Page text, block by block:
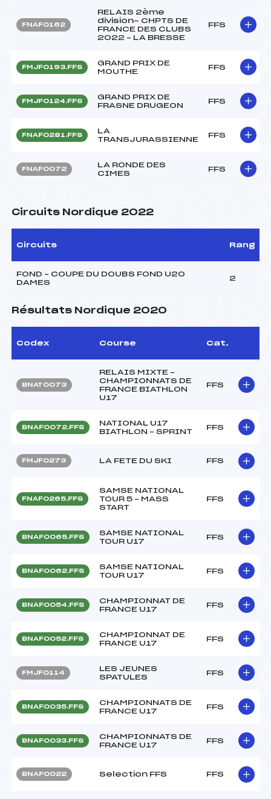
FNAF0162
RELAIS 2ème
division- CHPTS DE
FRANCE DES CLUBS
2022 – LA BRESSE
FFS
FMJF0193.FFS
GRAND PRIX DE
MOUTHE
FFS
FMJF0124.FFS
GRAND PRIX DE
FRASNE DRUGEON
FFS
FNAF0281.FFS
LA
TRANSJURASSIENNE
FFS
FNAF0072
LA RONDE DES
CIMES
FFS
Circuits Nordique 2022
Circuits Rang
FOND – COUPE DU DOUBS FOND U20
DAMES
2
Résultats Nordique 2020
Codex Course Cat.
BNAT0073
RELAIS MIXTE –
CHAMPIONNATS DE
FRANCE BIATHLON
U17
FFS
BNAF0072.FFS
NATIONAL U17
BIATHLON – SPRINT
FFS
FMJF0273 LA FETE DU SKI FFS
FNAF0265.FFS
SAMSE NATIONAL
TOUR 5 – MASS
START
FFS
BNAF0065.FFS
SAMSE NATIONAL
TOUR U17
FFS
BNAF0062.FFS
SAMSE NATIONAL
TOUR U17
FFS
BNAF0054.FFS
CHAMPIONNAT DE
FRANCE U17
FFS
BNAF0052.FFS
CHAMPIONNAT DE
FRANCE U17
FFS
FMJF0114
LES JEUNES
SPATULES
FFS
BNAF0035.FFS
CHAMPIONNATS DE
FRANCE U17
FFS
BNAF0033.FFS
CHAMPIONNATS DE
FRANCE U17
FFS
BNAF0022 Selection FFS FFS